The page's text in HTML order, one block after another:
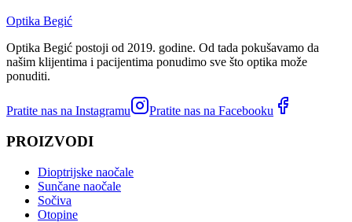
Optika Begić
Optika Begić postoji od 2019. godine. Od tada pokušavamo da
našim klijentima i pacijentima ponudimo sve što optika može
ponuditi.
Pratite nas na Instagramu Pratite nas na Facebooku
PROIZVODI
Dioptrijske naočale
Sunčane naočale
Sočiva
Otopine